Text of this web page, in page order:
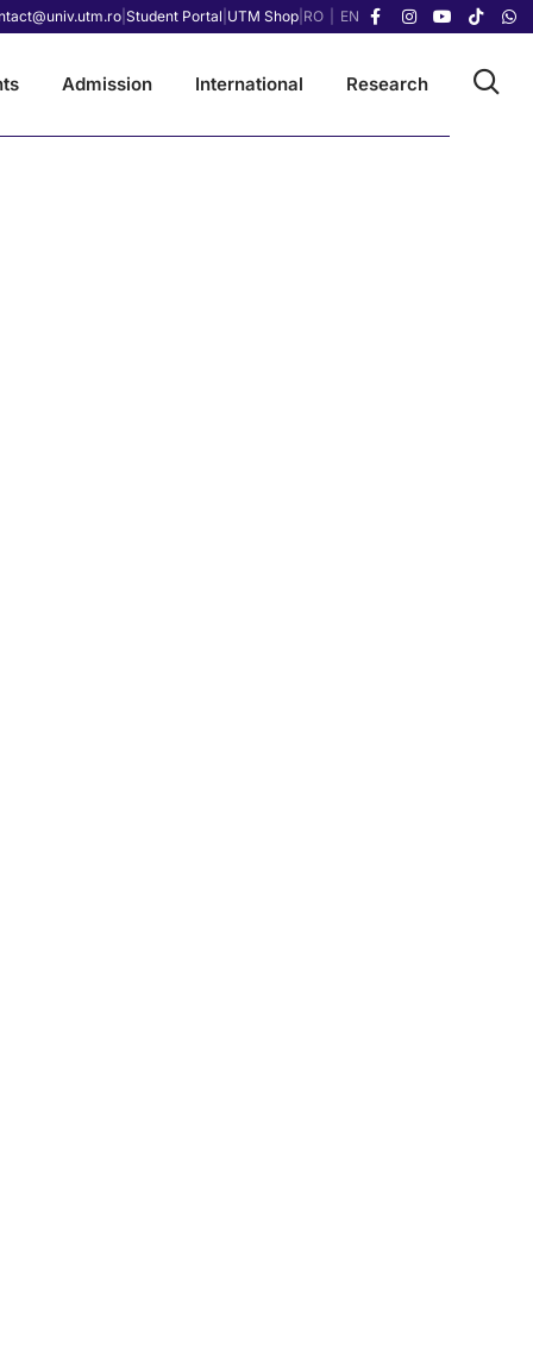
| Student Portal UTM Shop| RO EN
Admission International Research